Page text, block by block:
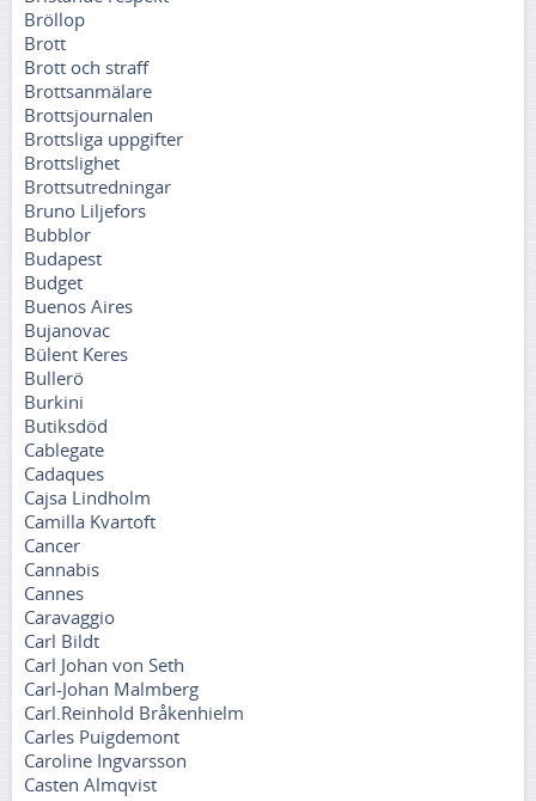
Bröllop
Brott
Brott och straff
Brottsanmälare
Brottsjournalen
Brottsliga uppgifter
Brottslighet
Brottsutredningar
Bruno Liljefors
Bubblor
Budapest
Budget
Buenos Aires
Bujanovac
Bülent Keres
Bullerö
Burkini
Butiksdöd
Cablegate
Cadaques
Cajsa Lindholm
Camilla Kvartoft
Cancer
Cannabis
Cannes
Caravaggio
Carl Bildt
Carl Johan von Seth
Carl-Johan Malmberg
Carl.Reinhold Bråkenhielm
Carles Puigdemont
Caroline Ingvarsson
Casten Almqvist